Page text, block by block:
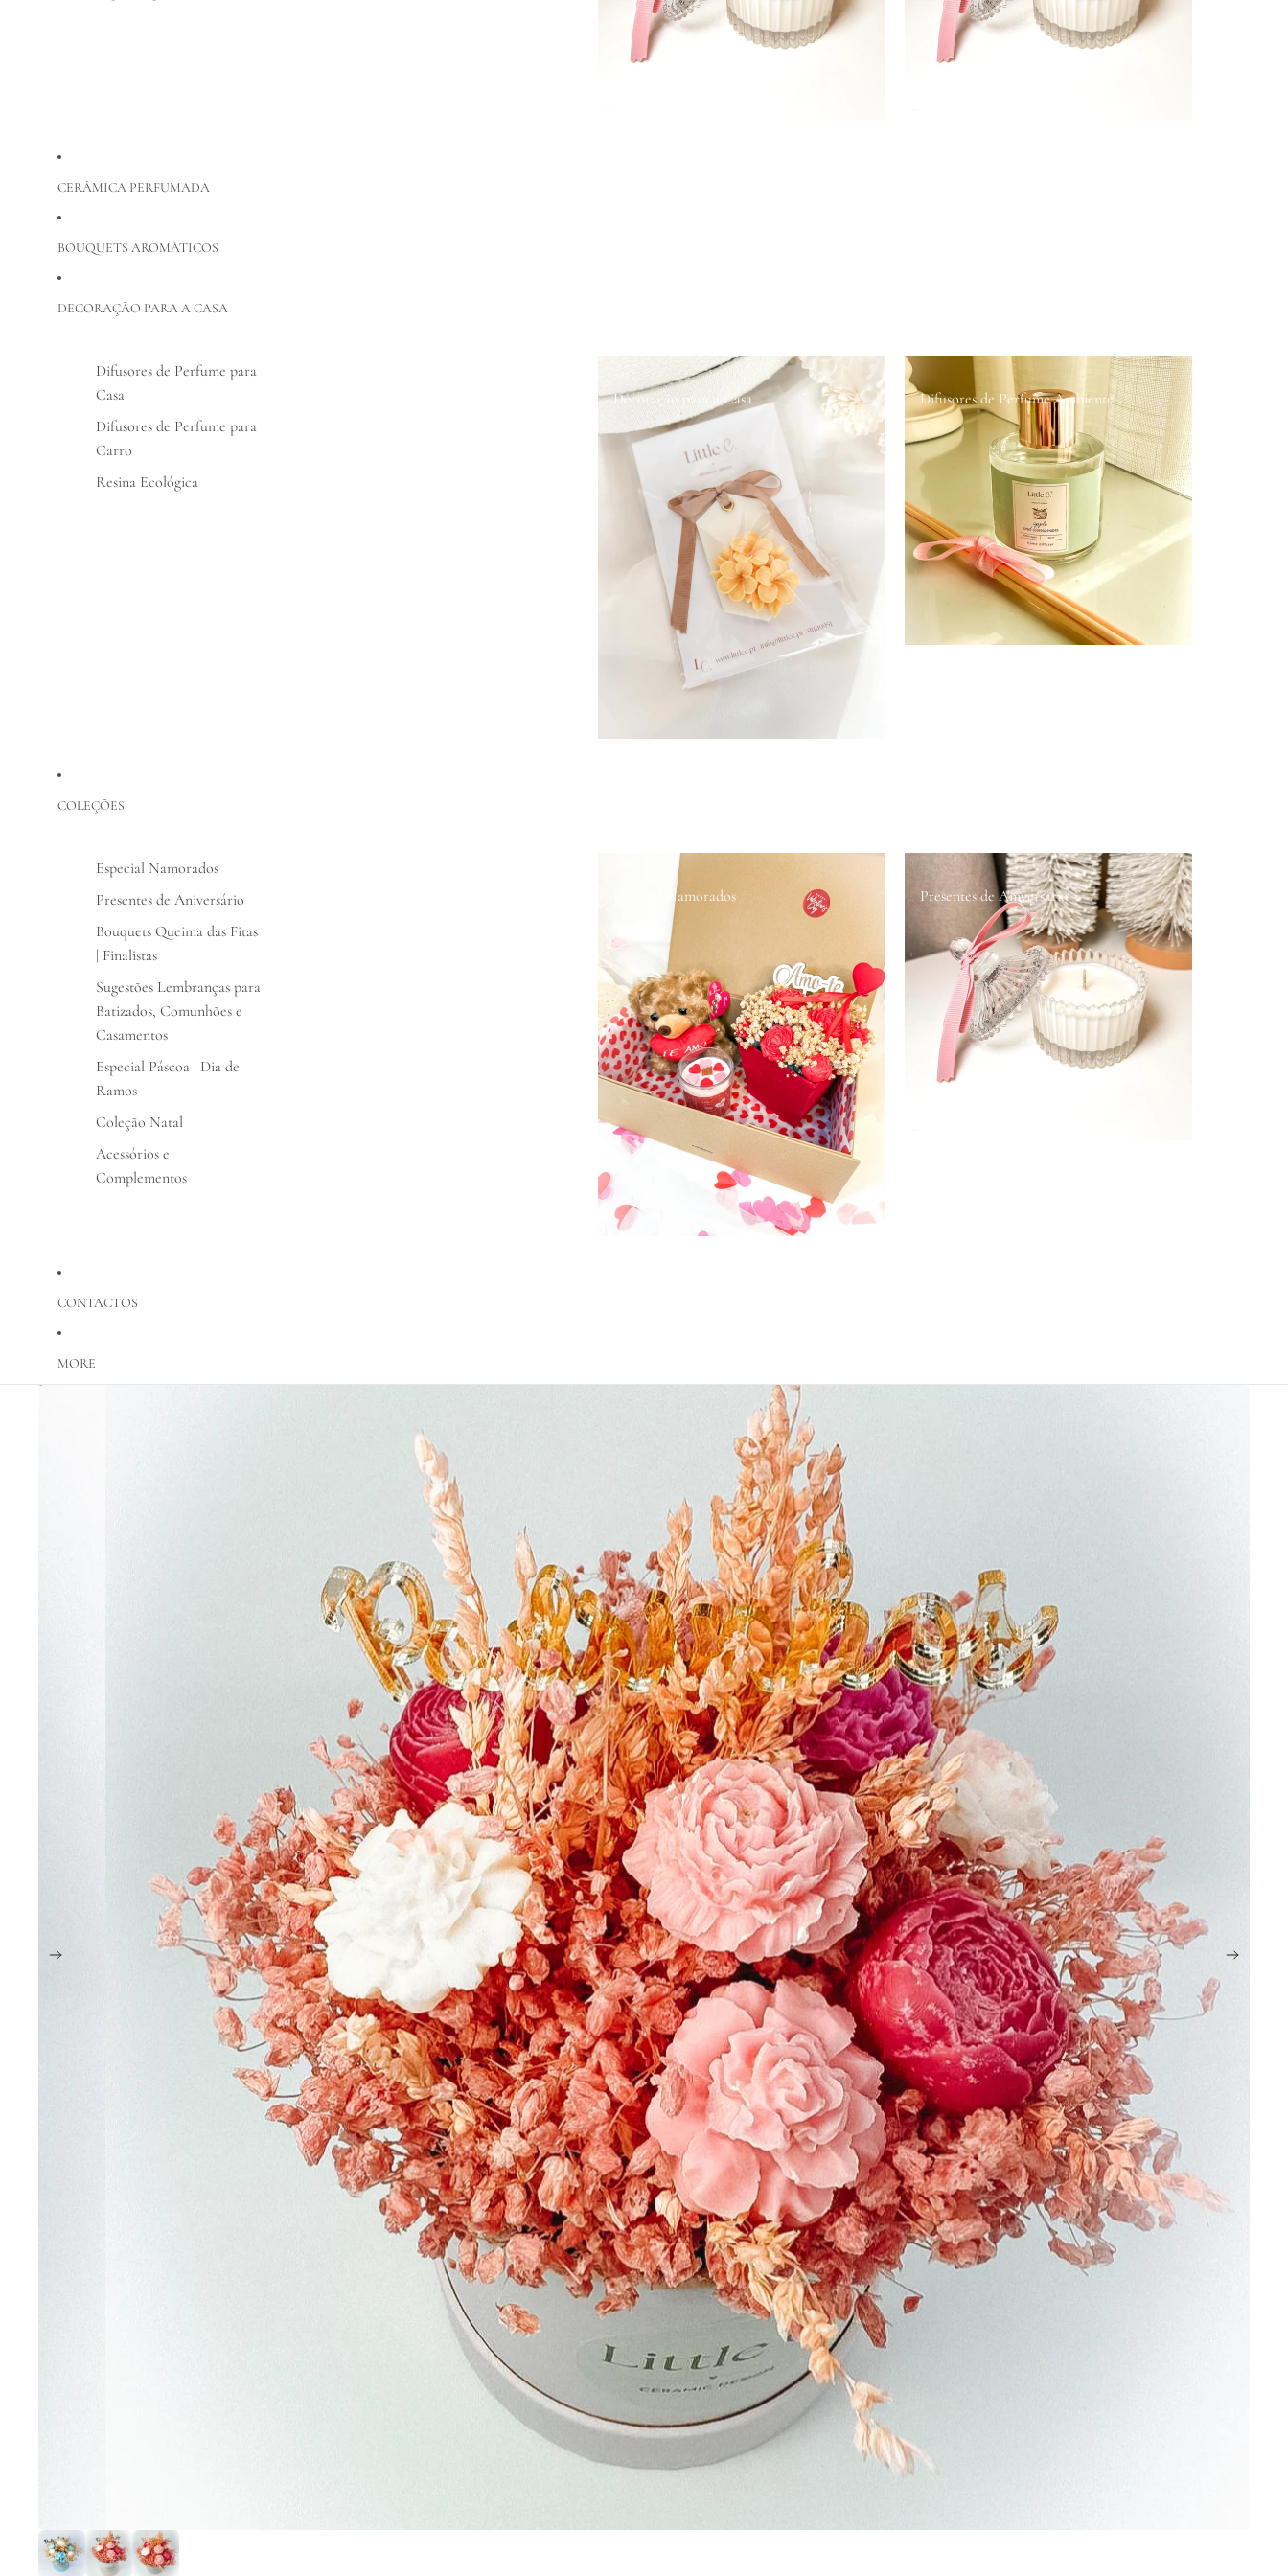
CERÂMICA PERFUMADA
BOUQUETS AROMÁTICOS
DECORAÇÃO PARA A CASA
Difusores de Perfume para
Casa
Difusores de Perfume para
Carro
Resina Ecológica
Decoração para a Casa Difusores de Perfume Ambiente
COLEÇÕES
Especial Namorados
Presentes de Aniversário
Bouquets Queima das Fitas
| Finalistas
Sugestões Lembranças para
Batizados, Comunhões e
Casamentos
Especial Páscoa | Dia de
Ramos
Coleção Natal
Acessórios e
Complementos
Especial Namorados Presentes de Aniversário
CONTACTOS
MORE
Saltar para a informação do produto